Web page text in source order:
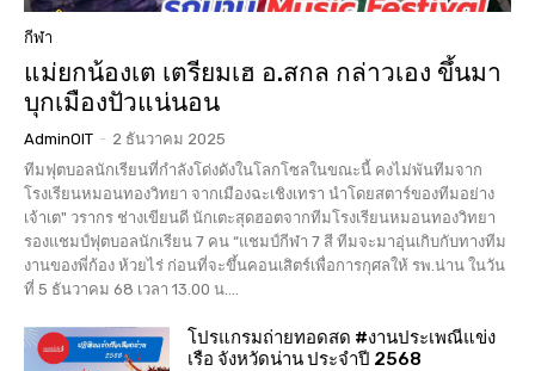
กีฬา
แม่ยกน้องเต เตรียมเฮ อ.สกล กล่าวเอง ขึ้นมา
บุกเมืองปัวแน่นอน
AdminOIT - 2 ธันวาคม 2025
ทีมฟุตบอลนักเรียนที่กำลังโด่งดังในโลกโซลในขณะนี้ คงไม่พันทีมจาก
โรงเรียนหมอนทองวิทยา จากเมืองฉะเชิงเทรา นำโดยสตาร์ของทีมอย่าง
เจ้าเต" วรากร ช่างเขียนดี นักเตะสุดฮอตจากทีมโรงเรียนหมอนทองวิทยา
รองแชมป์ฟุตบอลนักเรียน 7 คน “แชมป์กีฬา 7 สี ทีมจะมาอุ่นเกิบกับทางทีม
งานของพี่ก้อง ห้วยไร่ ก่อนที่จะขึ้นคอนเสิตร์เพื่อการกุศลให้ รพ.น่าน ในวัน
ที่ 5 ธันวาคม 68 เวลา 13.00 น....
โปรแกรมถ่ายทอดสด #งานประเพณีแข่ง
เรือ จังหวัดน่าน ประจำปี 2568